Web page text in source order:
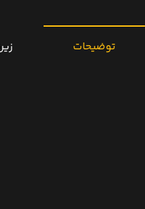
توضیحات